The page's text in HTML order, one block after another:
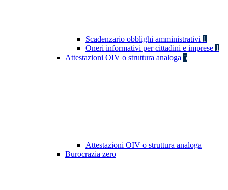
Scadenzario obblighi amministrativi 1
Oneri informativi per cittadini e imprese 1
Attestazioni OIV o struttura analoga 5
Attestazioni OIV o struttura analoga
Burocrazia zero